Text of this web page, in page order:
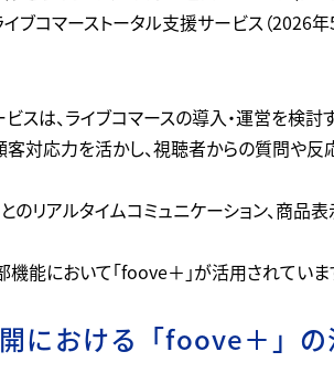
ブコマーストータル支援サービス（
スは、ライブコマースの導入・運営を検
客対応力を活かし、視聴者からの質問や
のリアルタイムコミュニケーション、商
能において「foove＋」が活用されていま
における「foove＋」